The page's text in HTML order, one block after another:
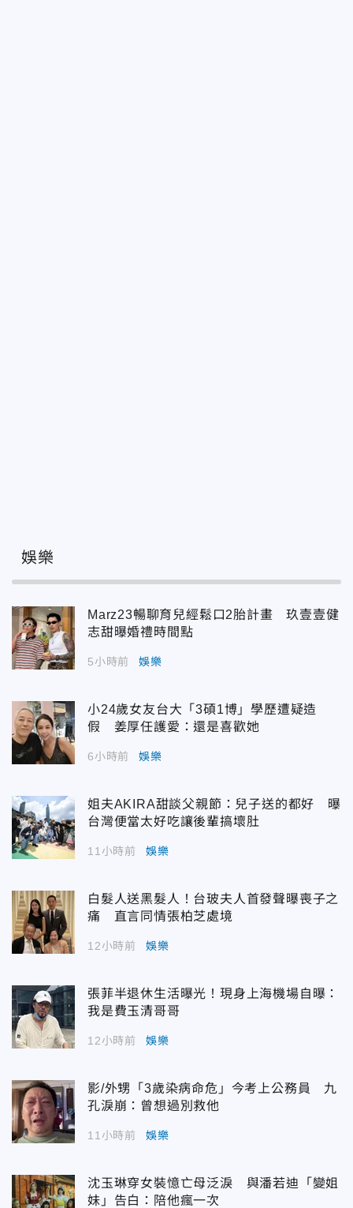
娛樂
Marz23暢聊育兒經鬆口2胎計畫 玖壹壹健
志甜曝婚禮時間點
5小時前 娛樂
小24歲女友台大「3碩1博」學歷遭疑造
假 姜厚任護愛：還是喜歡她
6小時前 娛樂
姐夫AKIRA甜談父親節：兒子送的都好 曝
台灣便當太好吃讓後輩搞壞肚
11小時前 娛樂
白髮人送黑髮人！台玻夫人首發聲曝喪子之
痛 直言同情張柏芝處境
12小時前 娛樂
張菲半退休生活曝光！現身上海機場自曝：
我是費玉清哥哥
12小時前 娛樂
影/外甥「3歲染病命危」今考上公務員 九
孔淚崩：曾想過別救他
11小時前 娛樂
沈玉琳穿女裝憶亡母泛淚 與潘若迪「變姐
妹」告白：陪他瘋一次